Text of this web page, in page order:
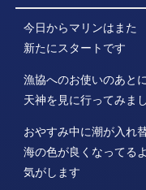
今日からマリンはまた
新たにスタートです
漁協へのお使いのあと
天神を見に行ってみま
おやすみ中に潮が入れ
海の色が良くなってる
気がします